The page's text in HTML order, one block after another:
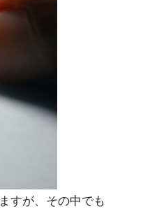
すが、その中でも